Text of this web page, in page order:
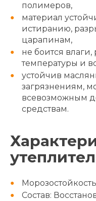
полимеров,
материал
истиранию,
царапинам,
не боится
температуры и
устойчив
загрязнениям,
всевозможным
средствам.
Состав: